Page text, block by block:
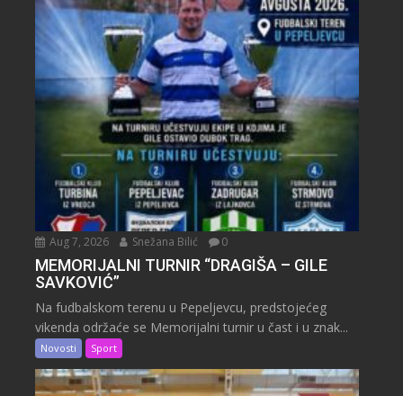
Aug 7, 2026 Snežana Bilić 0
MEMORIJALNI TURNIR “DRAGIŠA – GILE
SAVKOVIĆ”
Na fudbalskom terenu u Pepeljevcu, predstojećeg
vikenda održaće se Memorijalni turnir u čast i u znak...
Novosti Sport